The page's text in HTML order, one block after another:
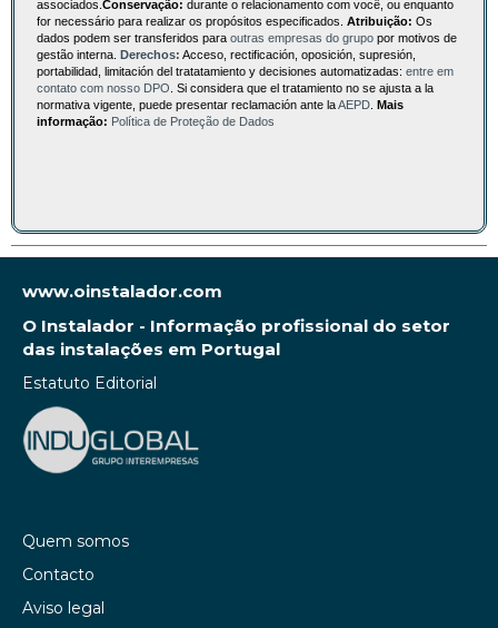
associados. Conservação: durante o relacionamento com você, ou enquanto
for necessário para realizar os propósitos especificados. Atribuição: Os
dados podem ser transferidos para outras empresas do grupo por motivos de
gestão interna.
Derechos: Acceso, rectificación, oposición, supresión,
portabilidad, limitación del tratatamiento y decisiones automatizadas: entre em
contato com nosso DPO . Si considera que el tratamiento no se ajusta a la
normativa vigente, puede presentar reclamación ante laAEPD
Mais
informação: Política de Proteção de Dados
www.oinstalador.com
O Instalador - Informação profissional do setor
das instalações em Portugal
Estatuto Editorial
Quem somos
Contacto
Aviso legal